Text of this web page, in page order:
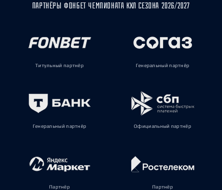
ПАРТНЁРЫ ФОНБЕТ ЧЕМПИОНАТА КХЛ СЕЗОНА 2026/2027
Титульный партнёр Генеральный партнёр
Генеральный партнёр Официальный партнёр
Партнёр Партнёр